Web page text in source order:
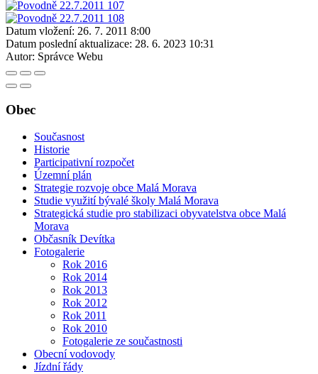
Datum vložení: 26. 7. 2011 8:00
Datum poslední aktualizace: 28. 6. 2023 10:31
Autor: Správce Webu
Obec
Současnost
Historie
Participativní rozpočet
Územní plán
Strategie rozvoje obce Malá Morava
Studie využití bývalé školy Malá Morava
Strategická studie pro stabilizaci obyvatelstva obce Malá
Morava
Občasník Devítka
Fotogalerie
Rok 2016
Rok 2014
Rok 2013
Rok 2012
Rok 2011
Rok 2010
Fotogalerie ze součastnosti
Obecní vodovody
Jízdní řády